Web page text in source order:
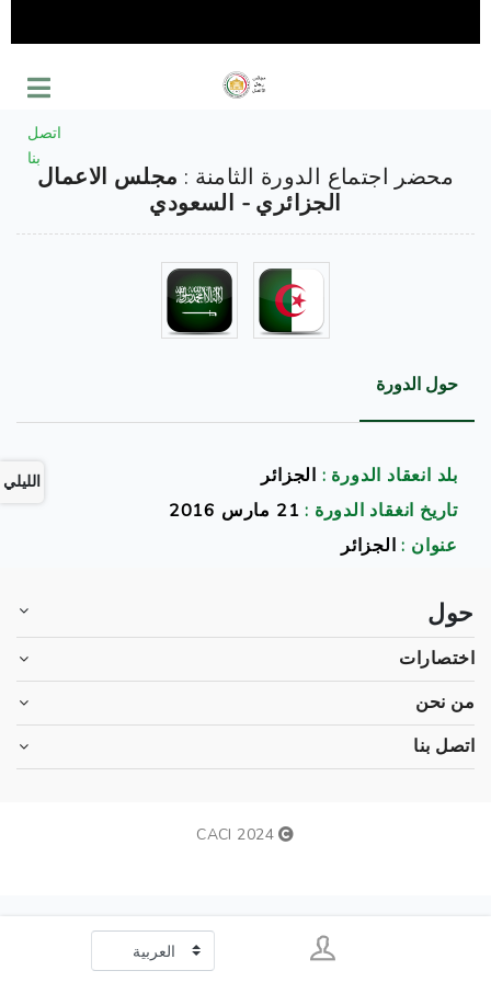
اتصل
بنا
محضر اجتماع الدورة الثامنة : مجلس الاعمال
الجزائري - السعودي
حول الدورة
بلد انعقاد الدورة : الجزائر
تاريخ انغقاد الدورة :21 مارس 2016
عنوان : الجزائر
حول
اختصارات
من نحن
اتصل بنا
2024 CACI
الليلي